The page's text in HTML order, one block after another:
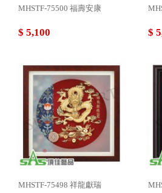
MHSTF-75500 福壽安康
$ 5,100 $
MHSTF-75498 祥龍獻瑞